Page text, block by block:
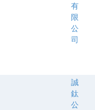
有
限
公
司
誠
鈦
公